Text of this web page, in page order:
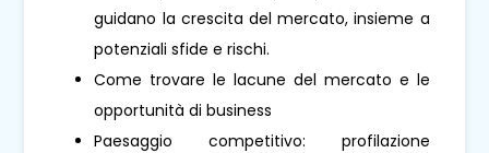
guidano la crescita del mercato, insieme a
potenziali sfide e rischi.
Come trovare le lacune del mercato e le
opportunità di business
Paesaggio competitivo: profilazione